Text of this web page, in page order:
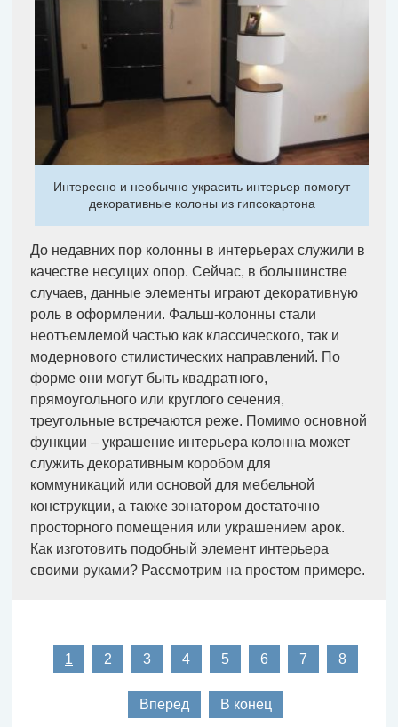
Интересно и необычно украсить интерьер помогут
декоративные колоны из гипсокартона
До недавних пор колонны в интерьерах служили в
качестве несущих опор. Сейчас, в большинстве
случаев, данные элементы играют декоративную
роль в оформлении. Фальш-колонны стали
неотъемлемой частью как классического, так и
модернового стилистических направлений. По
форме они могут быть квадратного,
прямоугольного или круглого сечения,
треугольные встречаются реже. Помимо основной
функции – украшение интерьера колонна может
служить декоративным коробом для
коммуникаций или основой для мебельной
конструкции, а также зонатором достаточно
просторного помещения или украшением арок.
Как изготовить подобный элемент интерьера
своими руками? Рассмотрим на простом примере.
1 2 3 4 5 6 7 8
Вперед В конец